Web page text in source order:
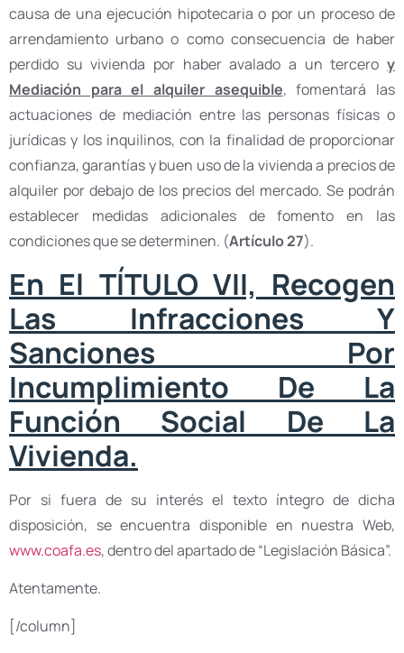
causa de una ejecución hipotecaria o por un proceso de
arrendamiento urbano o como consecuencia de haber
perdido su vivienda por haber avalado a un tercero y
Mediación para el alquiler asequible, fomentará las
actuaciones de mediación entre las personas físicas o
jurídicas y los inquilinos, con la finalidad de proporcionar
confianza, garantías y buen uso de la vivienda a precios de
alquiler por debajo de los precios del mercado. Se podrán
establecer medidas adicionales de fomento en las
condiciones que se determinen. (Artículo 27).
En El TÍTULO VII, Recogen
Las Infracciones Y
Sanciones Por
Incumplimiento De La
Función Social De La
Vivienda.
Por si fuera de su interés el texto íntegro de dicha
disposición, se encuentra disponible en nuestra Web,
www.coafa.es, dentro del apartado de “Legislación Básica”.
Atentamente.
[/column]